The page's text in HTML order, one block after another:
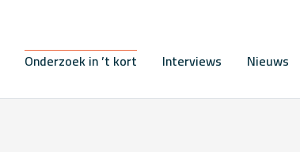
Onderzoek in ’t kort Interviews Nieuws